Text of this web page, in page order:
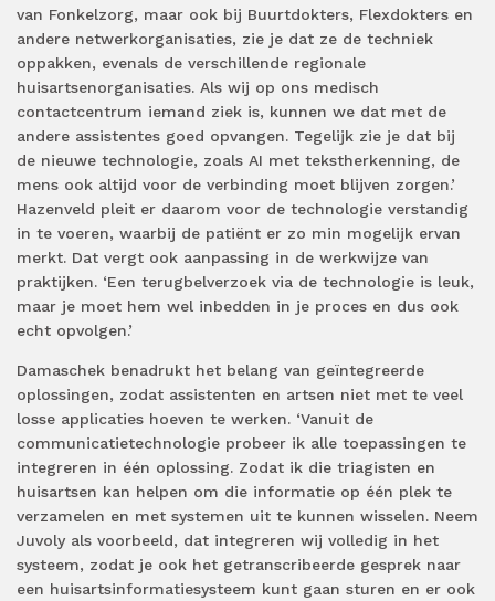
van Fonkelzorg, maar ook bij Buurtdokters, Flexdokters en
andere netwerkorganisaties, zie je dat ze de techniek
oppakken, evenals de verschillende regionale
huisartsenorganisaties. Als wij op ons medisch
contactcentrum iemand ziek is, kunnen we dat met de
andere assistentes goed opvangen. Tegelijk zie je dat bij
de nieuwe technologie, zoals AI met tekstherkenning, de
mens ook altijd voor de verbinding moet blijven zorgen.’
Hazenveld pleit er daarom voor de technologie verstandig
in te voeren, waarbij de patiënt er zo min mogelijk ervan
merkt. Dat vergt ook aanpassing in de werkwijze van
praktijken. ‘Een terugbelverzoek via de technologie is leuk,
maar je moet hem wel inbedden in je proces en dus ook
echt opvolgen.’
Damaschek benadrukt het belang van geïntegreerde
oplossingen, zodat assistenten en artsen niet met te veel
losse applicaties hoeven te werken. ‘Vanuit de
communicatietechnologie probeer ik alle toepassingen te
integreren in één oplossing. Zodat ik die triagisten en
huisartsen kan helpen om die informatie op één plek te
verzamelen en met systemen uit te kunnen wisselen. Neem
Juvoly als voorbeeld, dat integreren wij volledig in het
systeem, zodat je ook het getranscribeerde gesprek naar
een huisartsinformatiesysteem kunt gaan sturen en er ook